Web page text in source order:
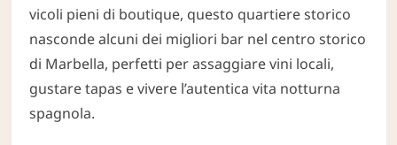
vicoli pieni di boutique, questo quartiere storico
nasconde alcuni dei migliori bar nel centro storico
di Marbella, perfetti per assaggiare vini locali,
gustare tapas e vivere l’autentica vita notturna
spagnola.